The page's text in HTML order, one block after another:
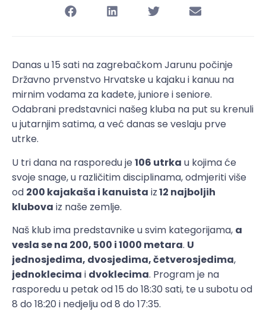
Danas u 15 sati na zagrebačkom Jarunu počinje
Državno prvenstvo Hrvatske u kajaku i kanuu na
mirnim vodama za kadete, juniore i seniore.
Odabrani predstavnici našeg kluba na put su krenuli
u jutarnjim satima, a već danas se veslaju prve
utrke.
U tri dana na rasporedu je106 utrka u kojima će
svoje snage, u različitim disciplinama, odmjeriti više
od 200 kajakaša i kanuista iz12 najboljih
klubova iz naše zemlje.
Naš klub ima predstavnike u svim kategorijama, a
vesla se na 200, 500 i 1000 metara. U
jednosjedima, dvosjedima, četverosjedima,
jednoklecima i dvoklecima. Program je na
rasporedu u petak od 15 do 18:30 sati, te u subotu od
8 do 18:20 i nedjelju od 8 do 17:35.